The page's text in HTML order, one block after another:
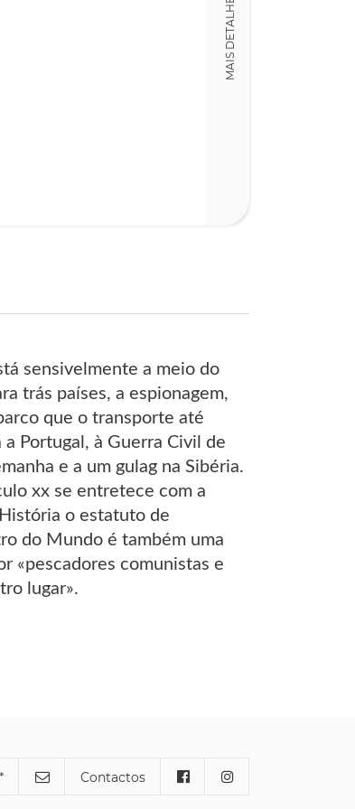
MAIS DETALHES
sensivelmente a meio do
trás países, a espionagem,
que o transporte até
Portugal, à Guerra Civil de
e a um gulag na Sibéria.
xx se entretece com a
o estatuto de
do Mundo é também uma
«pescadores comunistas e
lugar».
Contactos